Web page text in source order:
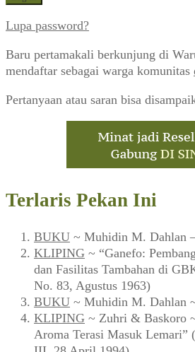
Lupa password?
Baru pertamakali berkunjung di
mendaftar sebagai warga komunitas
Pertanyaan atau saran bisa
Terlaris Pekan Ini
BUKU ~ Muhidin M. Dahlan
KLIPING ~ “Ganefo:
dan Fasilitas Tambahan di
No. 83, Agustus 1963)
BUKU ~ Muhidin M. Dahlan
KLIPING ~ Zuhri & Baskoro
Aroma Terasi Masuk Lemari”